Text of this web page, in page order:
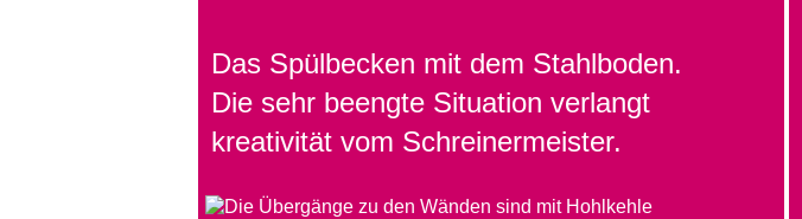
Das Spülbecken mit dem Stahlboden.
Die sehr beengte Situation verlangt
kreativität vom Schreinermeister.